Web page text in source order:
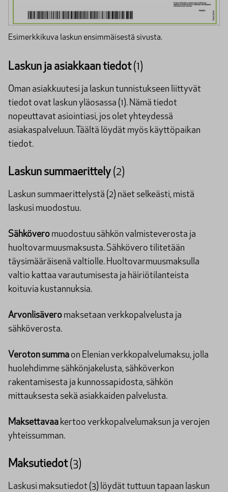
Esimerkkikuva laskun ensimmäisestä sivusta.
Laskun ja asiakkaan tiedot(1)
Oman asiakkuutesi ja laskun tunnistukseen liittyvät
tiedot ovat laskun yläosassa (1). Nämä tiedot
nopeuttavat asiointiasi, jos olet yhteydessä
asiakaspalveluun. Täältä löydät myös käyttöpaikan
tiedot.
Laskun summaerittely (2)
Laskun summaerittelystä (2) näet selkeästi, mistä
laskusi muodostuu.
Sähkövero muodostuu sähkön valmisteverosta ja
huoltovarmuusmaksusta. Sähkövero tilitetään
täysimääräisenä valtiolle. Huoltovarmuusmaksulla
valtio kattaa varautumisesta ja häiriötilanteista
koituvia kustannuksia.
Arvonlisävero maksetaan verkkopalvelusta ja
sähköverosta.
Veroton summa on Elenian verkkopalvelumaksu, jolla
huolehdimme sähkönjakelusta, sähköverkon
rakentamisesta ja kunnossapidosta, sähkön
mittauksesta sekä asiakkaiden palvelusta.
Maksettavaa kertoo verkkopalvelumaksun ja verojen
yhteissumman.
Maksutiedot(3)
Laskusi maksutiedot (3) löydät tuttuun tapaan laskun